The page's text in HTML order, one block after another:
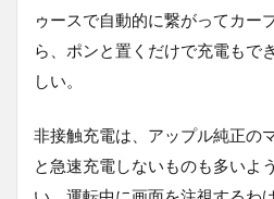
ゥースで自動的に繋がってカー
ら、ポンと置くだけで充電もで
しい。
非接触充電は、アップル純正の
と急速充電しないものも多いよ